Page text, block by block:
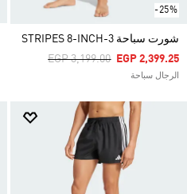
-25%
شورت سباحة 3-STRIPES 8-INCH
Price Reduced From
EGP 3,199.00ToEGP 2,399.25
الرجال سباحة